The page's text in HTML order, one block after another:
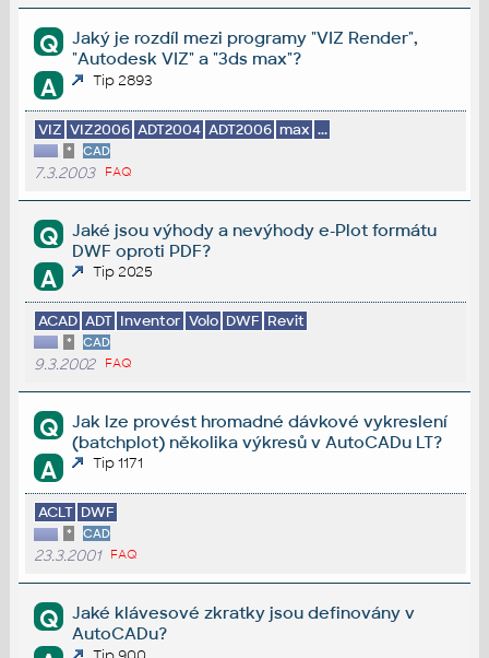
Q
Jaký je rozdíl mezi programy "VIZ Render",
"Autodesk VIZ" a "3ds max"?
A Tip 2893
VIZ VIZ2006 ADT2004 ADT2006 max ...
* CAD
7.3.2003 FAQ
Q
Jaké jsou výhody a nevýhody e-Plot formátu
DWF oproti PDF?
A Tip 2025
ACAD ADT Inventor Volo DWF Revit
* CAD
9.3.2002 FAQ
Q
Jak lze provést hromadné dávkové vykreslení
(batchplot) několika výkresů v AutoCADu LT?
A Tip 1171
ACLT DWF
* CAD
23.3.2001 FAQ
Q
Jaké klávesové zkratky jsou definovány v
AutoCADu?